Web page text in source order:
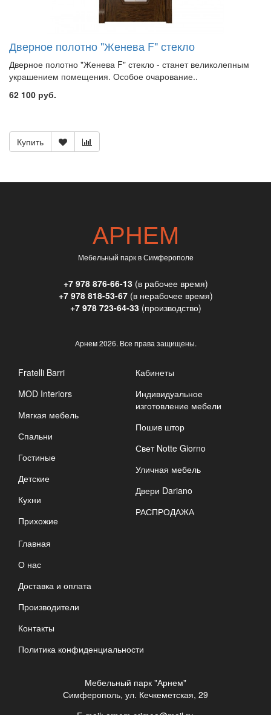
Дверное полотно "Женева F" стекло
Дверное полотно "Женева F" стекло - станет великолепным
украшением помещения. Особое очарование..
62 100 руб.
Купить
АРНЕМ
Мебельный парк в Симферополе
+7 978 876-66-13(в рабочее время)
+7 978 818-53-67(в нерабочее время)
+7 978 723-64-33(производство)
Арнем2026. Все права защищены.
Fratelli Barri
MOD Interiors
Мягкая мебель
Спальни
Гостиные
Детские
Кухни
Прихожие
Кабинеты
Индивидуальное
изготовление мебели
Пошив штор
Свет Notte Giorno
Уличная мебель
Двери Dariano
РАСПРОДАЖА
Главная
О нас
Доставка и оплата
Производители
Контакты
Политика конфиденциальности
Мебельный парк "Арнем"
Симферополь, ул. Кечкеметская, 29